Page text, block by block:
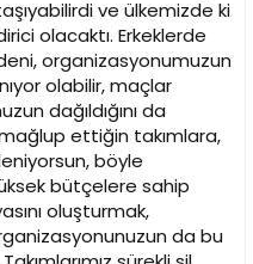
ve ülkemizde ki
olacaktı. Erkeklerde
organizasyonumuzun
olabilir, maçlar
dağıldığını da
ettiğin takımlara,
böyle
bütçelere sahip
oluşturmak,
da bu